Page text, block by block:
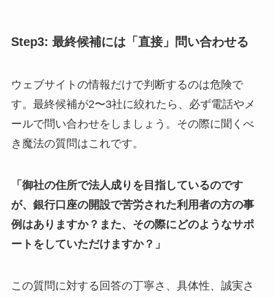
Step3: 最終候補には「直接」問い合わせる
ウェブサイトの情報だけで判断するのは危険で
す。最終候補が2〜3社に絞れたら、必ず電話やメ
ールで問い合わせをしましょう。その際に聞くべ
き魔法の質問はこれです。
「御社の住所で法人成りを目指しているのです
が、銀行口座の開設で苦労された利用者の方の事
例はありますか？また、その際にどのようなサポ
ートをしていただけますか？」
この質問に対する回答の丁寧さ、具体性、誠実さ